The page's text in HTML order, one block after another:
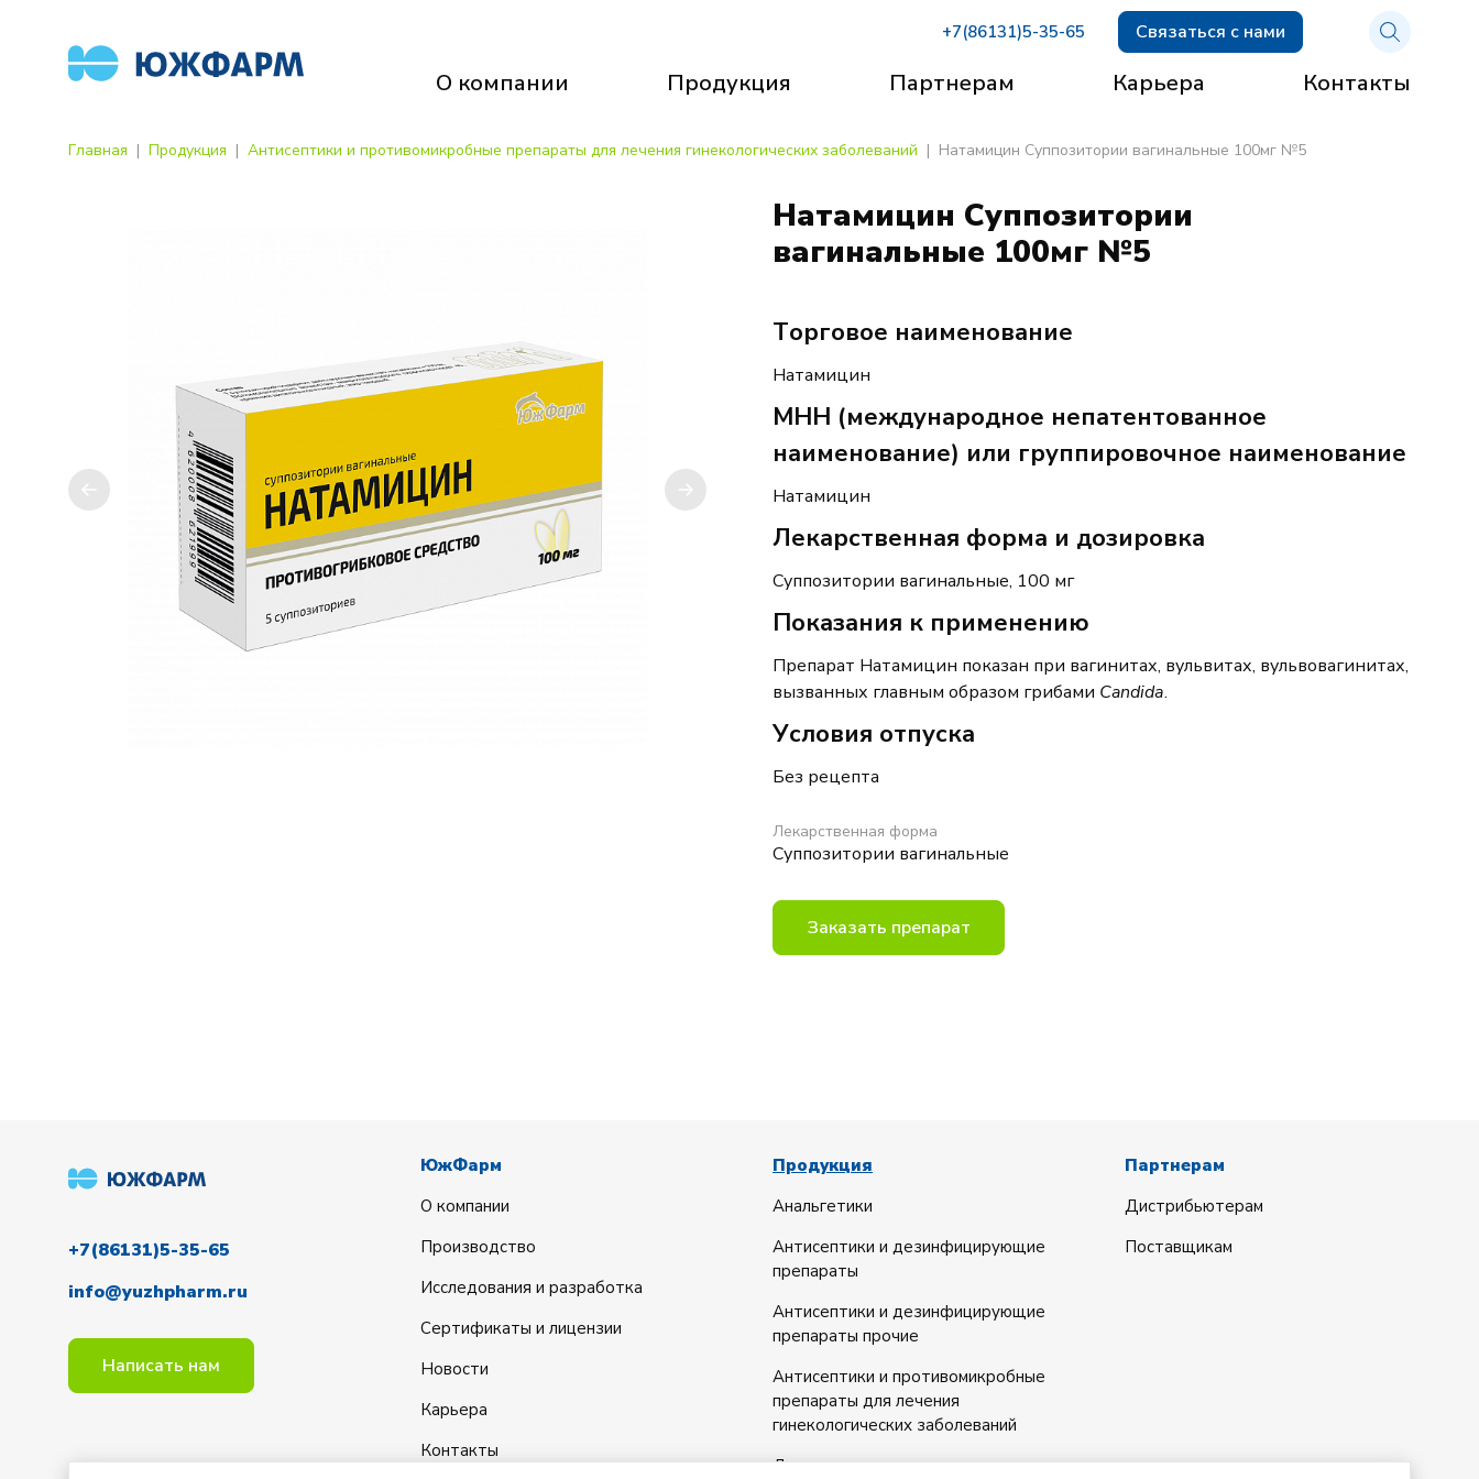
+7(86131)5-35-65 Связаться с нами
О компании Продукция Партнерам Карьера Контакты
Главная Продукция Антисептики и противомикробные препараты для лечения гинекологических заболеваний Натамицин Суппозитории вагинальные 100мг №5
Натамицин Суппозитории
вагинальные 100мг №5
Торговое наименование
Натамицин
МНН (международное непатентованное
наименование) или группировочное наименование
Натамицин
Лекарственная форма и дозировка
Суппозитории вагинальные, 100 мг
Показания к применению
Препарат Натамицин показан при вагинитах, вульвитах, вульвовагинитах,
вызванных главным образом грибами Candidа.
Условия отпуска
Без рецепта
Лекарственная форма
Суппозитории вагинальные
Заказать препарат
+7(86131)5-35-65
info@yuzhpharm.ru
Написать нам
ЮжФарм
О компании
Производство
Исследования и разработка
Сертификаты и лицензии
Новости
Карьера
Контакты
Продукция
Анальгетики
Антисептики и дезинфицирующие
препараты
Антисептики и дезинфицирующие
препараты прочие
Антисептики и противомикробные
препараты для лечения
гинекологических заболеваний
Диуретики
Партнерам
Дистрибьютерам
Поставщикам